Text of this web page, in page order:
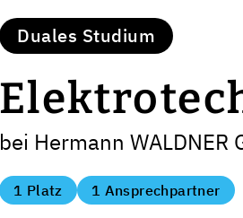
Duales Studium
bei Hermann WALDNER
1 Platz 1 Ansprechpartner